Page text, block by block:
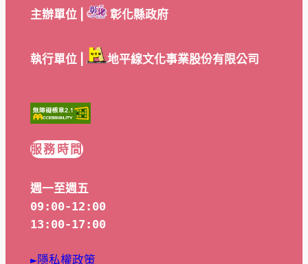
主辦單位 | 彰化縣政府
執行單位 | 地平線文化事業股份有限公司
服務時間
週一至週五
09:00-12:00
13:00-17:00
►隱私權政策